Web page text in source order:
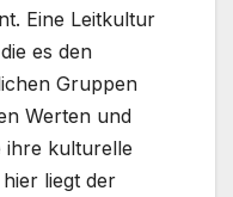
Eine Leitkultur
es den
Gruppen
Werten und
ihre kulturelle
liegt der